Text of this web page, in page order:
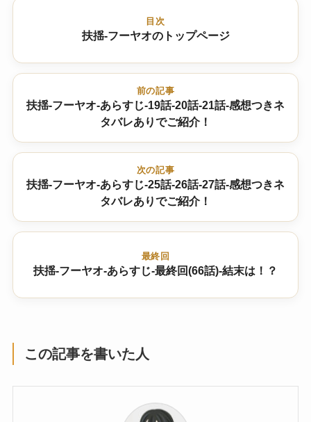
目次
扶揺-フーヤオのトップページ
前の記事
扶揺-フーヤオ-あらすじ-19話-20話-21話-感想つきネ
タバレありでご紹介！
次の記事
扶揺-フーヤオ-あらすじ-25話-26話-27話-感想つきネ
タバレありでご紹介！
最終回
扶揺-フーヤオ-あらすじ-最終回(66話)-結末は！？
この記事を書いた人